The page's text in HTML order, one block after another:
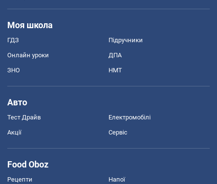
Моя школа
ГДЗ Підручники
Онлайн уроки ДПА
ЗНО НМТ
Авто
Тест Драйв Електромобілі
Акції Сервіс
Food Oboz
Рецепти Напої